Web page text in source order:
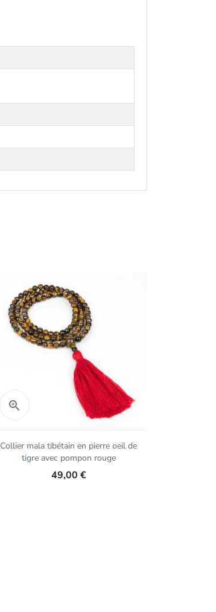
 Aperçu rapide
Collier mala tibétain en pierre oeil de
tigre avec pompon rouge
49,00 €